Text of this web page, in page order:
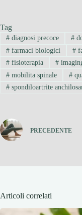
Tag
#diagnosi precoce #
#farmaci biologici #
#fisioterapia #
#mobilita spinale #
#spondiloartrite
PRECEDENTE
Articoli correlati